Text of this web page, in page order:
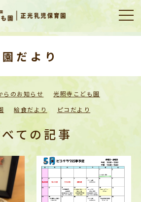
園だより
らのお知らせ
光照寺こども園
給食だより ピコだより
ての記事